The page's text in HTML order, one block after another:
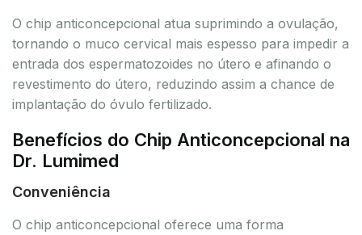
O chip anticoncepcional atua suprimindo a ovulação,
tornando o muco cervical mais espesso para impedir a
entrada dos espermatozoides no útero e afinando o
revestimento do útero, reduzindo assim a chance de
implantação do óvulo fertilizado.
Benefícios do Chip Anticoncepcional na
Dr. Lumimed
Conveniência
O chip anticoncepcional oferece uma forma